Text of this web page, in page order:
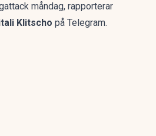
måndag, rapporterar
Klitscho på Telegram.